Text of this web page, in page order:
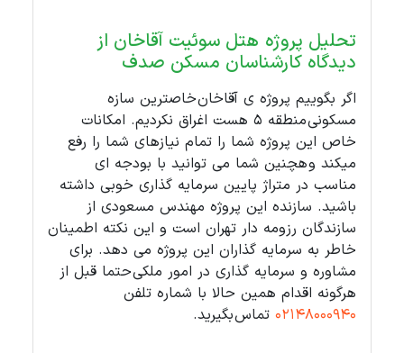
تحلیل پروژه هتل سوئیت آقاخان از
دیدگاه کارشناسان مسکن صدف
اگر بگوییم پروژه ی آقاخان خاصترین سازه
مسکونی منطقه 5 هست اغراق نکردیم. امکانات
خاص این پروژه شما را تمام نیازهای شما را رفع
میکند و هچنین شما می توانید با بودجه ای
مناسب در متراژ پایین سرمایه گذاری خوبی داشته
باشید. سازنده این پروژه مهندس مسعودی از
سازندگان رزومه دار تهران است و این نکته اطمینان
خاطر به سرمایه گذاران این پروژه می دهد. برای
مشاوره و سرمایه گذاری در امور ملکی حتما قبل از
هرگونه اقدام همین حالا با شماره تلفن
02148000940 تماس بگیرید.